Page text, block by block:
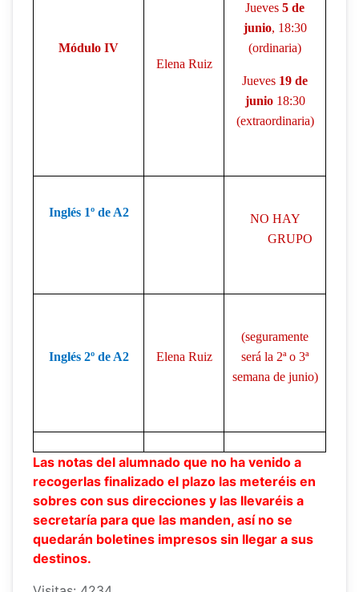
Módulo IV
Elena Ruiz
Jueves 5 de
junio, 18:30
(ordinaria)
Jueves 19 de
junio18:30
(extraordinaria)
Inglés 1º de A2
NO HAY
GRUPO
Inglés 2º de A2 Elena Ruiz
(seguramente
será la 2ª o 3ª
semana de junio)
Las notas del alumnado que no ha venido a
recogerlas finalizado el plazo las meteréis en
sobres con sus direcciones y las llevaréis a
secretaría para que las manden, así no se
quedarán boletines impresos sin llegar a sus
destinos.